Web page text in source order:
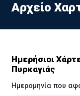
Αρχείο
Ημερήσιοι
Πυρκαγιάς
Ημερομηνία που